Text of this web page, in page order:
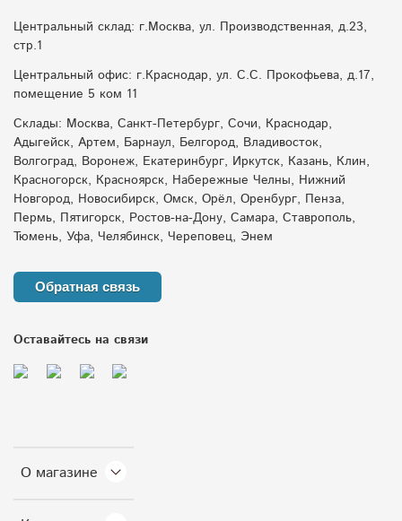
О магазине
Центральный склад: г.Москва, ул. Производственная, д.23,
стр.1
Центральный офис: г.Краснодар, ул. С.С. Прокофьева, д.17,
помещение 5 ком 11
Склады: Москва, Санкт-Петербург, Сочи, Краснодар,
Адыгейск, Артем, Барнаул, Белгород, Владивосток,
Волгоград, Воронеж, Екатеринбург, Иркутск, Казань, Клин,
Красногорск, Красноярск, Набережные Челны, Нижний
Новгород, Новосибирск, Омск, Орёл, Оренбург, Пенза,
Пермь, Пятигорск, Ростов-на-Дону, Самара, Ставрополь,
Тюмень, Уфа, Челябинск, Череповец, Энем
Обратная связь
Оставайтесь на связи